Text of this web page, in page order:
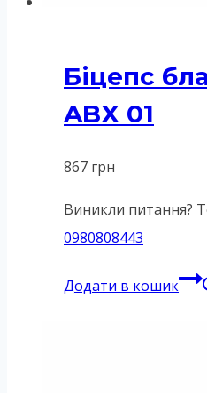
Біцепс
ABX 01
867 грн
Виникли питання?
0980808443
Додати в кошик